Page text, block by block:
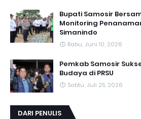
Bupati Samosir
Monitoring
Simanindo
Rabu, Juni 10, 2026
Pemkab Samosir
Budaya di PRSU
Sabtu, Juli 25, 2026
DARI PENULIS